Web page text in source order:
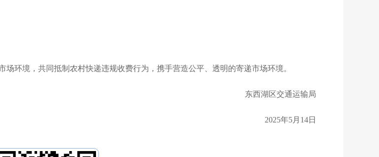
环境，共同抵制农村快递违规收费行为，携手营造公平、透明的寄递市场环境。
东西湖区交通运输局
2025年5月14日